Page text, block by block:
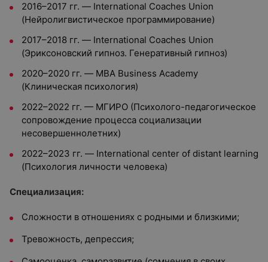
2016–2017 гг. — International Coaches Union
(Нейролигвистическое программирование)
2017–2018 гг. — International Coaches Union
(Эриксоновский гипноз. Генеративный гипноз)
2020–2020 гг. — MBA Business Academy
(Клиническая психология)
2022–2022 гг. — МГИРО (Психолого-педагогическое
сопровождение процесса социализации
несовершеннолетних)
2022–2023 гг. — International center of distant learning
(Психология личности человека)
Специализация:
Сложности в отношениях с родными и близкими;
Тревожность, депрессия;